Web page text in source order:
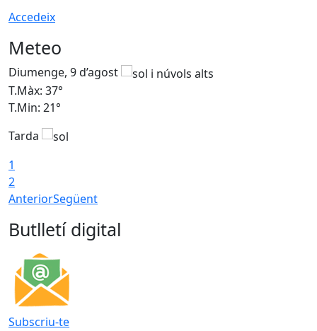
Accedeix
Meteo
Diumenge, 9 d’agost
T.Màx: 37°
T.Min: 21°
Tarda
1
2
AnteriorSegüent
Butlletí digital
Subscriu-te